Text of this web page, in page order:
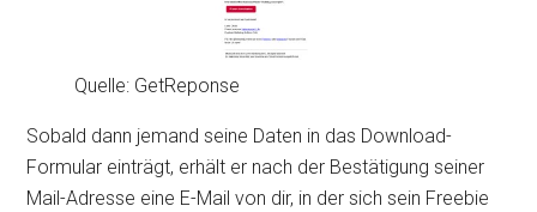
Quelle: GetReponse
Sobald dann jemand seine Daten in das Download-
Formular einträgt, erhält er nach der Bestätigung seiner
Mail-Adresse eine E-Mail von dir, in der sich sein Freebie